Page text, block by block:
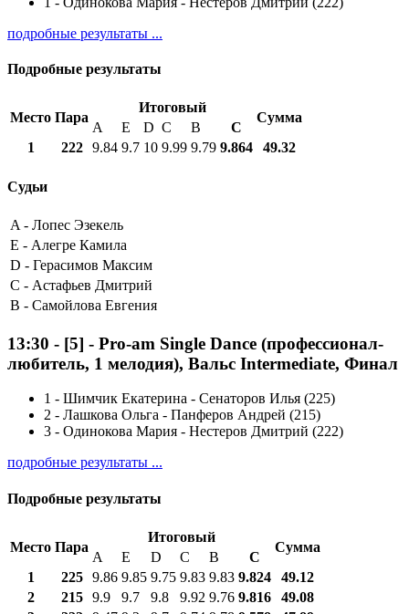
подробные результаты ...
Подробные результаты
Место Пара
Итоговый
Сумма
A E D C B
С
1
222 9.84 9.7 10 9.99 9.79 9.864 49.32
Судьи
A - Лопес Эзекель
E - Алегре Камила
D - Герасимов Максим
C - Астафьев Дмитрий
B - Самойлова Евгения
13:30 - [5] - Pro-am Single Dance (профессионал-
любитель, 1 мелодия), Вальс Intermediate, Финал
1 - Шимчик Екатерина - Сенаторов Илья (225)
2 - Лашкова Ольга - Панферов Андрей (215)
3 - Одинокова Мария - Нестеров Дмитрий (222)
подробные результаты ...
Подробные результаты
Место Пара
Итоговый
Сумма
A E D C B
С
1
225 9.86 9.85 9.75 9.83 9.83 9.824
49.12
2
215 9.9 9.7 9.8 9.92 9.76 9.816
49.08